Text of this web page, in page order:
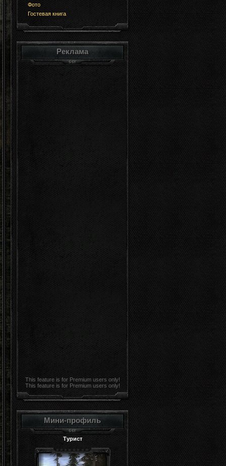
Фото
Гостевая книга
Реклама
This feature is for Premium users only!
This feature is for Premium users only!
Мини-профиль
Турист